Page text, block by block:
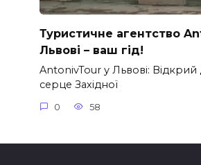
Туристичне агентство
Львові – ваш гід!
AntonivTour у Львові: Відкрий
серце Західної
0 58